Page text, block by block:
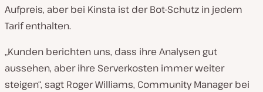
Aufpreis, aber bei Kinsta ist der Bot-Schutz in jedem
Tarif enthalten.
„Kunden berichten uns, dass ihre Analysen gut
aussehen, aber ihre Serverkosten immer weiter
steigen“, sagt Roger Williams, Community Manager bei